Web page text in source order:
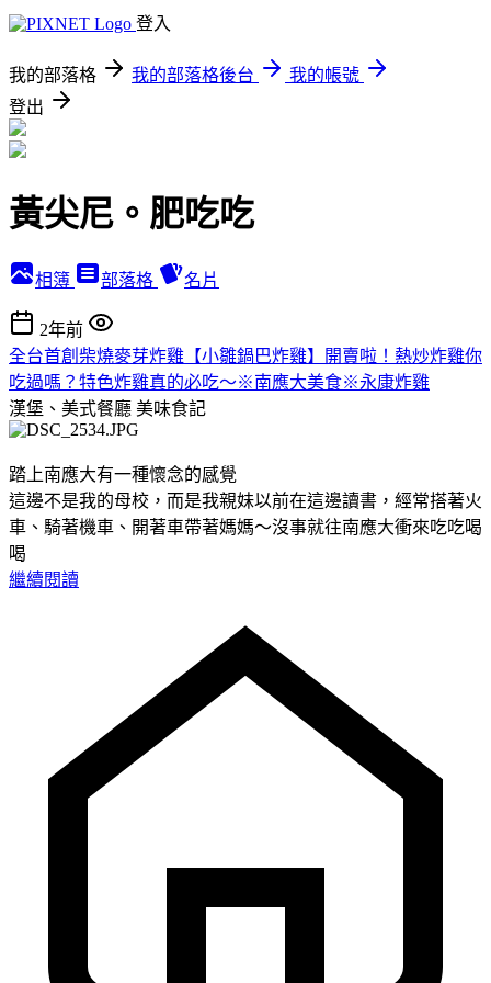
登入
我的部落格 我的部落格後台
我的帳號
登出
黃尖尼。肥吃吃
相簿 部落格 名片
2年前
全台首創柴燒麥芽炸雞【小雛鍋巴炸雞】開賣啦！熱炒炸雞你
吃過嗎？特色炸雞真的必吃～※南應大美食※永康炸雞
漢堡、美式餐廳 美味食記
踏上南應大有一種懷念的感覺
這邊不是我的母校，而是我親妹以前在這邊讀書，經常搭著火
車、騎著機車、開著車帶著媽媽～沒事就往南應大衝來吃吃喝
喝
繼續閱讀